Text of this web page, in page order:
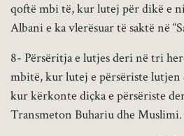
qoftë mbi të, kur lutej për dikë e
Albani e ka vlerësuar të saktë në
8- Përsëritja e lutjes deri në tri
mbitë, kur lutej e përsëriste
kur kërkonte diçka e përsëriste
Transmeton Buhariu dhe Muslimi.